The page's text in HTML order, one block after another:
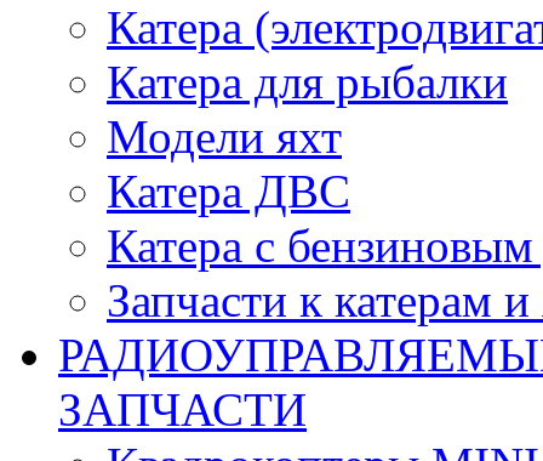
Катера
Катера для рыбалки
Модели яхт
Катера ДВС
Катера с бензиновым
Запчасти к катерам
ЗАПЧАСТИ